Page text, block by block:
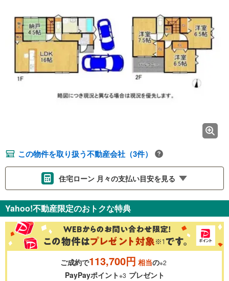
この物件を取り扱う不動産会社（3件）
住宅ローン 月々の支払い目安を見る
金利 ％
0.01%
Yahoo!不動産限定のおトクな特典
ご成約で113,700円 相当の※2
PayPayポイント※3 プレゼント